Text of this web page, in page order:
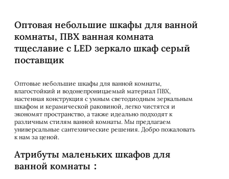
Оптовая небольшие шкафы для ванной
комнаты, ПВХ ванная комната
тщеславие с LED зеркало шкаф серый
поставщик
Оптовые небольшие шкафы для ванной комнаты,
влагостойкий и водонепроницаемый материал ПВХ,
настенная конструкция с умным светодиодным зеркальным
шкафом и керамической раковиной, легко чистятся и
экономят пространство, а также идеально подходят к
различным стилям ванной комнаты. Мы предлагаем
универсальные сантехнические решения. Добро пожаловать
к нам за ценой.
Атрибуты маленьких шкафов для
ванной комнаты：